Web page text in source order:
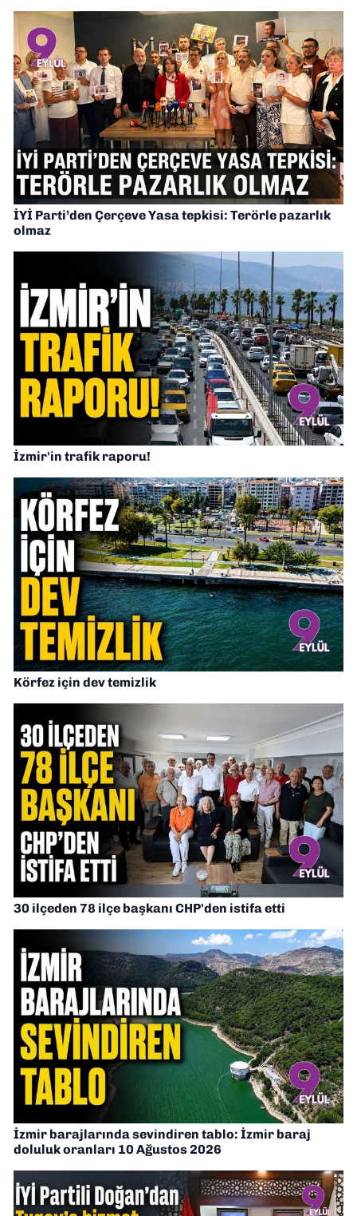
İYİ Parti’den Çerçeve Yasa tepkisi: Terörle pazarlık
olmaz
İzmir'in trafik raporu!
Körfez için dev temizlik
30 ilçeden 78 ilçe başkanı CHP'den istifa etti
İzmir barajlarında sevindiren tablo: İzmir baraj
doluluk oranları 10 Ağustos 2026